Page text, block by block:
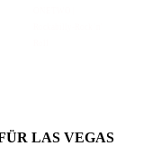
LAS VEGAS